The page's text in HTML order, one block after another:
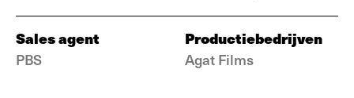
Sales agent
PBS
Productiebedrijven
Agat Films